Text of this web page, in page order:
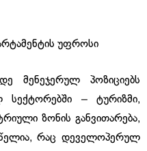
უფროსი
მენეჯერულ პოზიციებს
სექტორებში – ტურიზმი,
ზონის განვითარება,
რაც დეველოპერულ